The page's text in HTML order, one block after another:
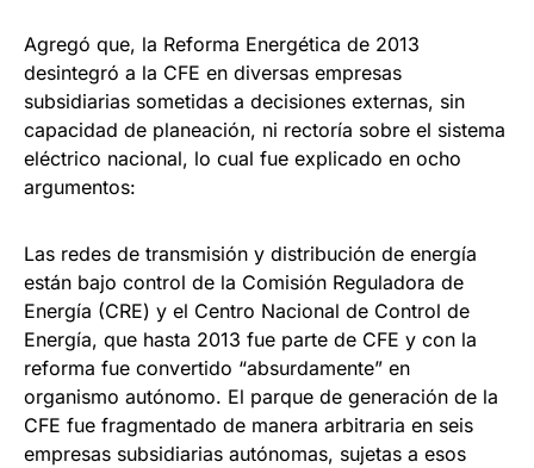
Agregó que, la Reforma Energética de 2013
desintegró a la CFE en diversas empresas
subsidiarias sometidas a decisiones externas, sin
capacidad de planeación, ni rectoría sobre el sistema
eléctrico nacional, lo cual fue explicado en ocho
argumentos:
Las redes de transmisión y distribución de energía
están bajo control de la Comisión Reguladora de
Energía (CRE) y el Centro Nacional de Control de
Energía, que hasta 2013 fue parte de CFE y con la
reforma fue convertido “absurdamente” en
organismo autónomo. El parque de generación de la
CFE fue fragmentado de manera arbitraria en seis
empresas subsidiarias autónomas, sujetas a esos